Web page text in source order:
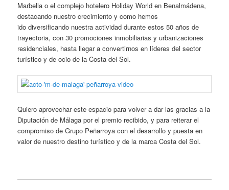
Marbella o el complejo hotelero Holiday World en Benalmádena,
destacando nuestro crecimiento y como hemos
ido diversificando nuestra actividad durante estos 50 años de
trayectoria, con 30 promociones inmobiliarias y urbanizaciones
residenciales, hasta llegar a convertirnos en líderes del sector
turístico y de ocio de la Costa del Sol.
Quiero aprovechar este espacio para volver a dar las gracias a la
Diputación de Málaga por el premio recibido, y para reiterar el
compromiso de Grupo Peñarroya con el desarrollo y puesta en
valor de nuestro destino turístico y de la marca Costa del Sol.